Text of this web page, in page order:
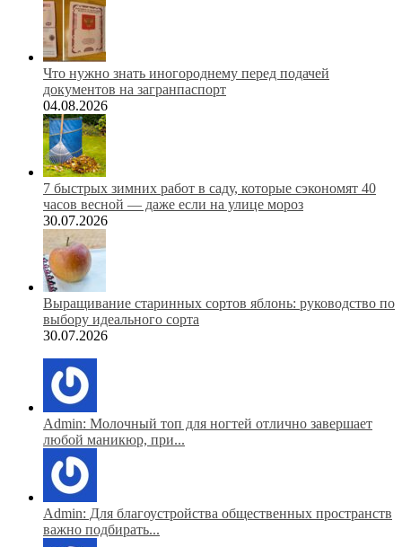
Что нужно знать иногороднему перед подачей
документов на загранпаспорт
04.08.2026
7 быстрых зимних работ в саду, которые сэкономят 40
часов весной — даже если на улице мороз
30.07.2026
Выращивание старинных сортов яблонь: руководство по
выбору идеального сорта
30.07.2026
Admin: Молочный топ для ногтей отлично завершает
любой маникюр, при...
Admin: Для благоустройства общественных пространств
важно подбирать...